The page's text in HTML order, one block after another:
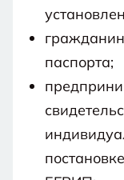
паспорта;